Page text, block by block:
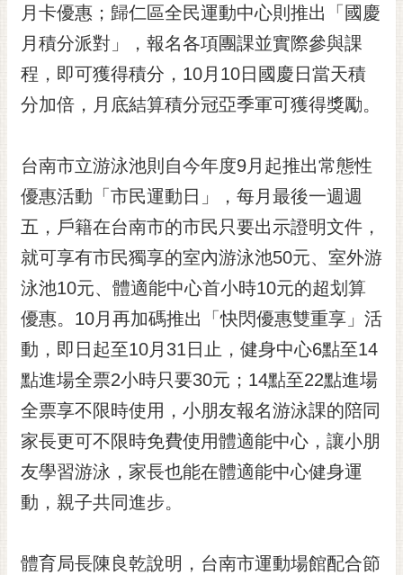
RSS
訂
閱
電
子
市
民
信
箱
English
日
本
隱
私
權
及
安
全
政
網
月卡優惠；歸仁區全民運動中心則推出「國慶
月積分派對」，報名各項團課並實際參與課
程，即可獲得積分，10月10日國慶日當天積
分加倍，月底結算積分冠亞季軍可獲得獎勵。
台南市立游泳池則自今年度9月起推出常態性
優惠活動「市民運動日」，每月最後一週週
五，戶籍在台南市的市民只要出示證明文件，
就可享有市民獨享的室內游泳池50元、室外游
泳池10元、體適能中心首小時10元的超划算
優惠。10月再加碼推出「快閃優惠雙重享」活
動，即日起至10月31日止，健身中心6點至14
點進場全票2小時只要30元；14點至22點進場
全票享不限時使用，小朋友報名游泳課的陪同
家長更可不限時免費使用體適能中心，讓小朋
友學習游泳，家長也能在體適能中心健身運
動，親子共同進步。
體育局長陳良乾說明，台南市運動場館配合節